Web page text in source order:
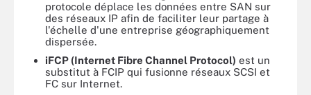
protocole déplace les données entre SAN sur
des réseaux IP afin de faciliter leur partage à
l'échelle d'une entreprise géographiquement
dispersée.
iFCP (Internet Fibre Channel Protocol) est un
substitut à FCIP qui fusionne réseaux SCSI et
FC sur Internet.